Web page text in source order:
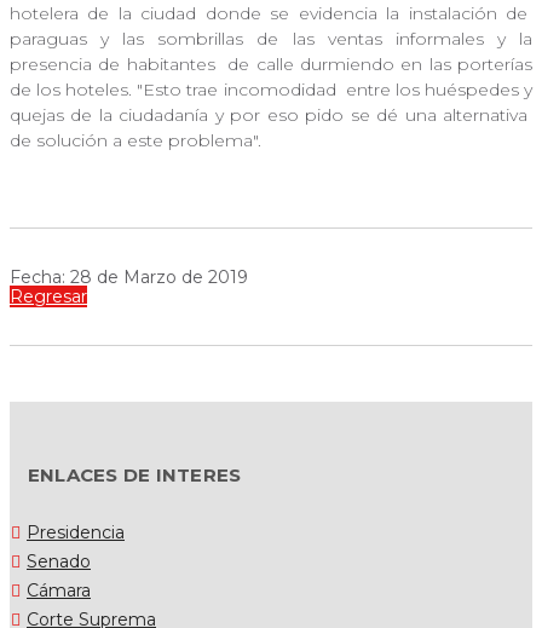
hotelera de la ciudad donde se evidencia la instalación de
paraguas y las sombrillas de las ventas informales y la
presencia de habitantes
de calle durmiendo en las porterías
de los hoteles. "Esto trae incomodidad entre los huéspedes y
quejas de la ciudadanía y por eso pido se dé una alternativa
de solución a este problema".
Fecha: 28 de Marzo de 2019
Regresar
ENLACES DE INTERES
Presidencia
Senado
Cámara
Corte Suprema